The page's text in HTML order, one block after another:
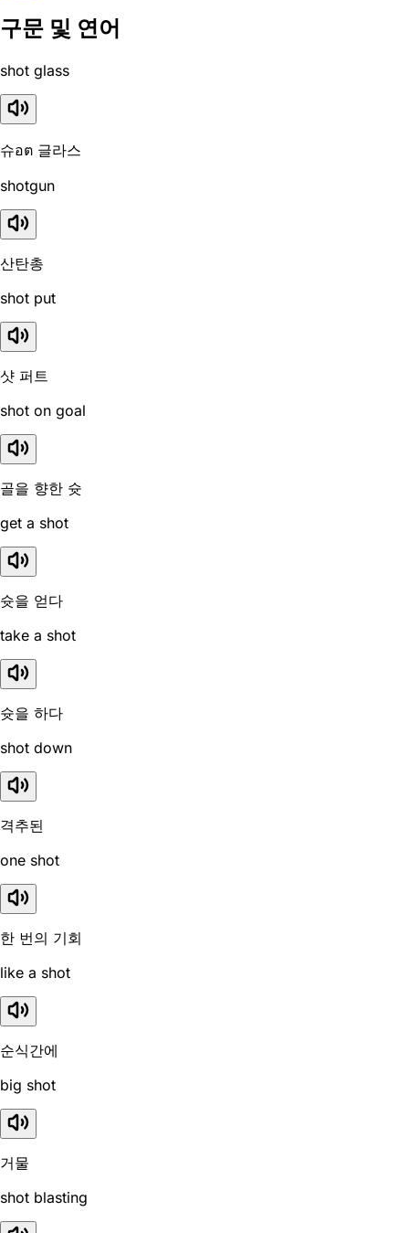
구문 및 연어
shot glass
슈อต 글라스
shotgun
산탄총
shot put
샷 퍼트
shot on goal
골을 향한 슛
get a shot
슛을 얻다
take a shot
슛을 하다
shot down
격추된
one shot
한 번의 기회
like a shot
순식간에
big shot
거물
shot blasting